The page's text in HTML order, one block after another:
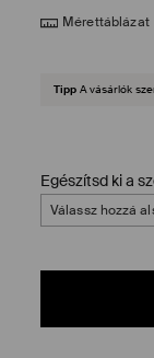
Mérettáblázat
Tipp A vásárlók
Egészítsd ki a
Válassz hozzá